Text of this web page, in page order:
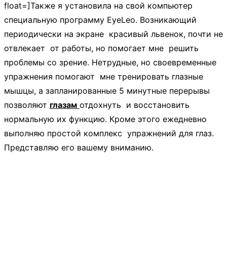
float=]Также я установила на свой компьютер
специальную программу EyeLeo. Возникающий
периодически на экране красивый львенок, почти не
отвлекает от работы, но помогает мне решить
проблемы со зрение. Нетрудные, но своевременные
упражнения помогают мне тренировать глазные
мышцы, а запланированные 5 минутные перерывы
позволяют глазам отдохнуть и восстановить
нормальную их функцию. Кроме этого ежедневно
выполняю простой комплекс упражнений для глаз.
Представляю его вашему вниманию.